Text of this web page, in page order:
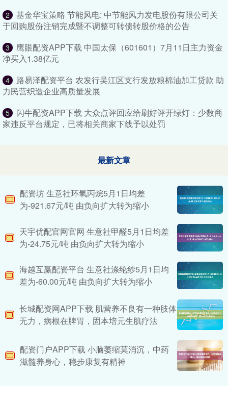
2
基金华宝策略 节能风电: 中节能风力发电股份有限公司关
于回购股份注销完成暨不调整可转债转股价格的公告
3
鹰眼配资APP下载 中国太保（601601）7月11日主力资金
净买入1.38亿元
4
路易泽配资平台 农发行吴江区支行发放粮棉油加工贷款 助
力民营织造企业高质量发展
5
闪牛配资APP下载 大众点评回应给刷好评开绿灯：少数商
家违反平台规定，已将相关商家下线予以处罚
最新文章
配资坊 生意社环氧丙烷5月1日均差
为-921.67元/吨 由负向扩大转为缩小
天宇优配官网官网 生意社甲醛5月1日均差
为-24.75元/吨 由负向扩大转为缩小
海越互赢配资平台 生意社涤纶纱5月1日均
差为-60.00元/吨 由负向扩大转为缩小
长城配资网APP下载 肌营养不良有一种肢体
无力，病根在脾胃，固本培元生肌疗法
配资门户APP下载 小脑萎缩莫消沉，中药
滋髓养身心，稳步康复有精神